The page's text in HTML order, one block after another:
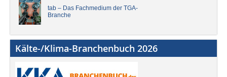
tab – Das Fachmedium der TGA-
Branche
Kälte-/Klima-Branchenbuch 2026